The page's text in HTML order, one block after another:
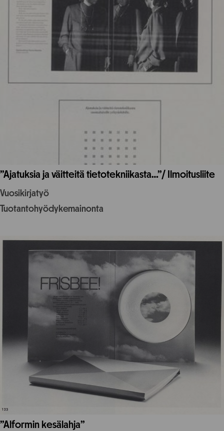
”Ajatuksia ja väitteitä tietotekniikasta…”/ Ilmoitusliite
Vuosikirjatyö
Tuotantohyödykemainonta
”Alformin kesälahja”